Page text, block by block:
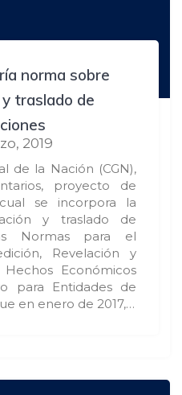
norma sobre
traslado de
2019
de la Nación (CGN),
proyecto de
se incorpora la
y traslado de
Normas para el
Revelación y
Económicos
para Entidades de
en enero de 2017,…